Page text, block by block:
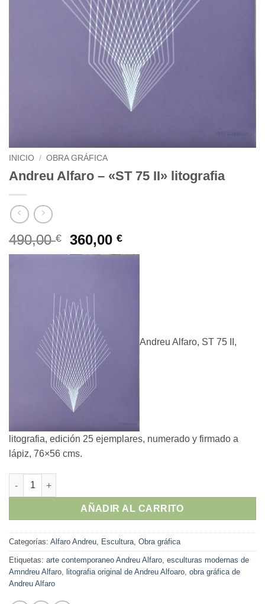
INICIO / OBRA GRÁFICA
Andreu Alfaro – «ST 75 II» litografia
490,00€
El
precio
490,00 €.
360,00€El
precio
Andreu Alfaro, ST 75 II,
litografia, edición 25 ejemplares, numerado y firmado a
lápiz, 76×56 cms.
Andreu Alfaro - "ST 75 II" litografia cantidad
AÑADIR AL CARRITO
Categorías: Alfaro Andreu, Escultura, Obra gráfica
Etiquetas: arte contemporaneo Andreu Alfaro, esculturas modernas de
Amndreu Alfaro, litografia original de Andreu Alfoaro, obra gráfica de
Andreu Alfaro